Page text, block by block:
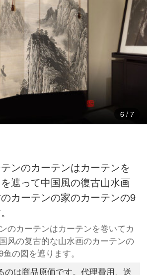
6/ 7
ンのカーテンはカーテンを
遮って中国風の復古山水画
カーテンの家のカーテンの9
のカーテンはカーテンを巻いてカ
风の复古的な山水画のカーテンの
の図を遮ります。
のは商品原価です。代理費用、送